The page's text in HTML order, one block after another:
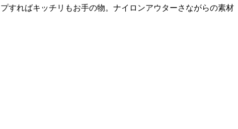
すればキッチリもお手の物。ナイロンアウターさながらの素材